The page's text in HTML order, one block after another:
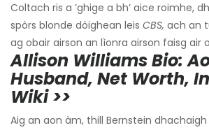
Coltach ris a ’ghige a bh’ aice roimhe,
spòrs blonde dòighean leis CBS, ach an
ag obair airson an lìonra airson faisg air
Allison Williams Bio:
Husband, Net Worth,
Wiki >>
Aig an aon àm, thill Bernstein